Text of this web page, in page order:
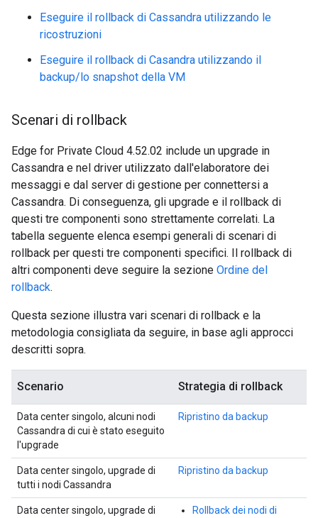
Eseguire il rollback di Cassandra utilizzando le
ricostruzioni
Eseguire il rollback di Casandra utilizzando il
backup/lo snapshot della VM
Scenari di rollback
Edge for Private Cloud 4.52.02 include un upgrade in
Cassandra e nel driver utilizzato dall'elaboratore dei
messaggi e dal server di gestione per connettersi a
Cassandra. Di conseguenza, gli upgrade e il rollback di
questi tre componenti sono strettamente correlati. La
tabella seguente elenca esempi generali di scenari di
rollback per questi tre componenti specifici. Il rollback di
altri componenti deve seguire la sezione Ordine del
rollback.
Questa sezione illustra vari scenari di rollback e la
metodologia consigliata da seguire, in base agli approcci
descritti sopra.
Scenario Strategia di rollback
Data center singolo, alcuni nodi
Cassandra di cui è stato eseguito
l'upgrade
Ripristino da backup
Data center singolo, upgrade di
tutti i nodi Cassandra
Ripristino da backup
Data center singolo, upgrade di
Rollback dei nodi di